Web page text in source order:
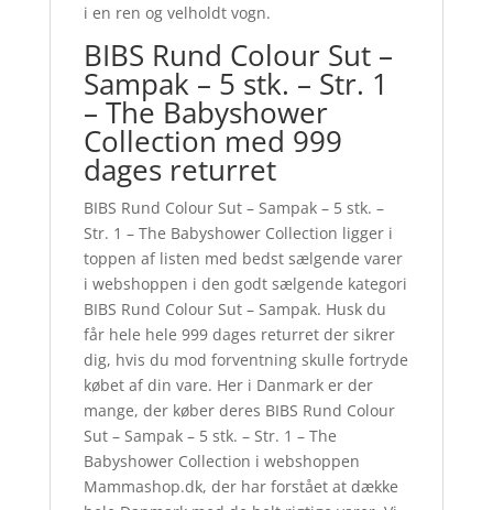
i en ren og velholdt vogn.
BIBS Rund Colour Sut –
Sampak – 5 stk. – Str. 1
– The Babyshower
Collection med 999
dages returret
BIBS Rund Colour Sut – Sampak – 5 stk. –
Str. 1 – The Babyshower Collection ligger i
toppen af listen med bedst sælgende varer
i webshoppen i den godt sælgende kategori
BIBS Rund Colour Sut – Sampak. Husk du
får hele hele 999 dages returret der sikrer
dig, hvis du mod forventning skulle fortryde
købet af din vare. Her i Danmark er der
mange, der køber deres BIBS Rund Colour
Sut – Sampak – 5 stk. – Str. 1 – The
Babyshower Collection i webshoppen
Mammashop.dk, der har forstået at dække